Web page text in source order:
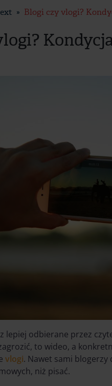
Blogi czy vlogi?
lepiej odbierane przez
to wideo, a
vlogi. Nawet sami blogerzy
niż pisać.